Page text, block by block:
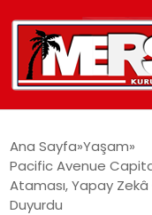
Ana Sayfa Yaşam
Pacific Avenue
Ataması, Yapay
Duyurdu